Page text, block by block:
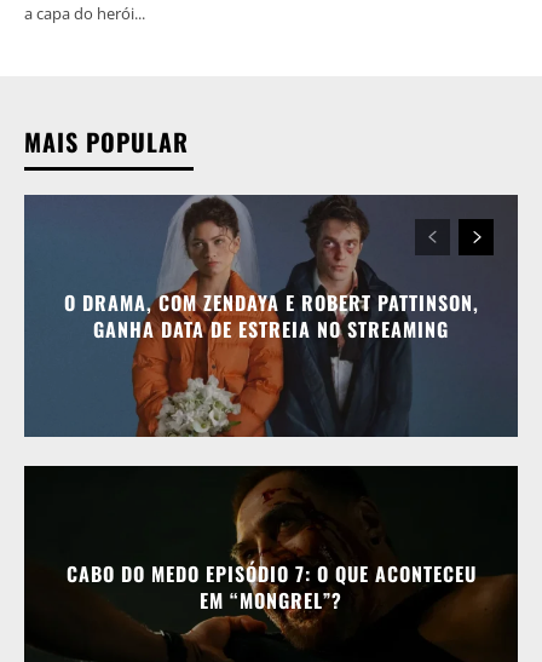
a capa do herói...
MAIS POPULAR
O DRAMA, COM ZENDAYA E ROBERT PATTINSON,
GANHA DATA DE ESTREIA NO STREAMING
CABO DO MEDO EPISÓDIO 7: O QUE ACONTECEU
EM “MONGREL”?